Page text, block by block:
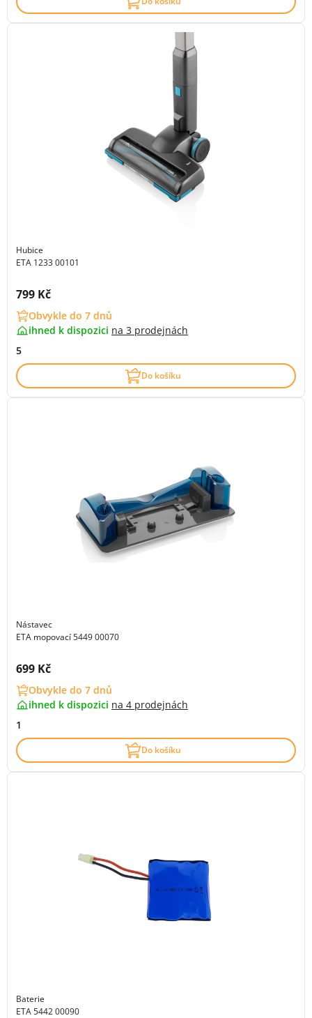
Hubice
ETA 1233 00101
Cena s DPH:
799 Kč
Obvykle do 7 dnů
ihned k dispozici na 3 prodejnách
5
Do košíku
Nástavec
ETA mopovací 5449 00070
Cena s DPH:
699 Kč
Obvykle do 7 dnů
ihned k dispozici na 4 prodejnách
1
Do košíku
Baterie
ETA 5442 00090